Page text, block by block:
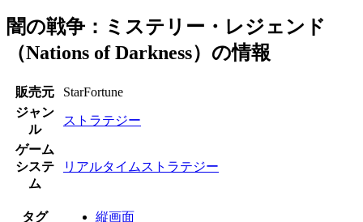
闇の戦争：ミステリー・レジェンド
（Nations of Darkness）の情報
販売元
StarFortune
ジャン
ル
ストラテジー
ゲーム
システ
ム
リアルタイムストラテジー
タグ 縦画面